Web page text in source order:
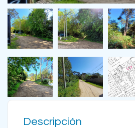
Descripción